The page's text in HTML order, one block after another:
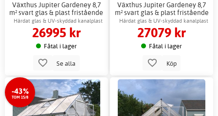
Växthus Jupiter Gardeney 8,7
m² svart glas & plast fristående
Härdat glas & UV-skyddad kanalplast
26995 kr
Fåtal i lager
Se alla
Växthus Jupiter Gardeney 8,7
m² svart glas & plast fristående
+ Växthustillbehör
Härdat glas & UV-skyddad kanalplast
27079 kr
Fåtal i lager
Köp
-43%
TOM 15/8